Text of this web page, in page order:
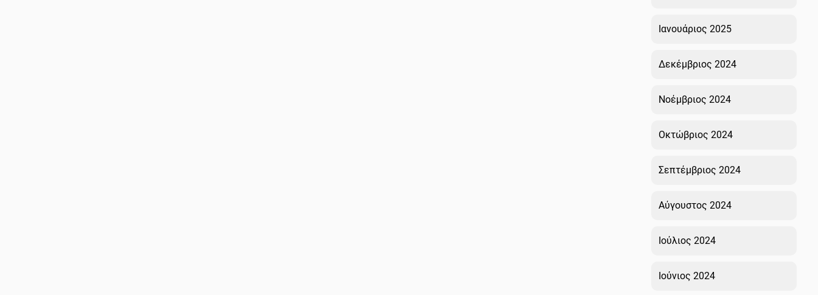
Ιανουάριος 2025
Δεκέμβριος 2024
Νοέμβριος 2024
Οκτώβριος 2024
Σεπτέμβριος 2024
Αύγουστος 2024
Ιούλιος 2024
Ιούνιος 2024